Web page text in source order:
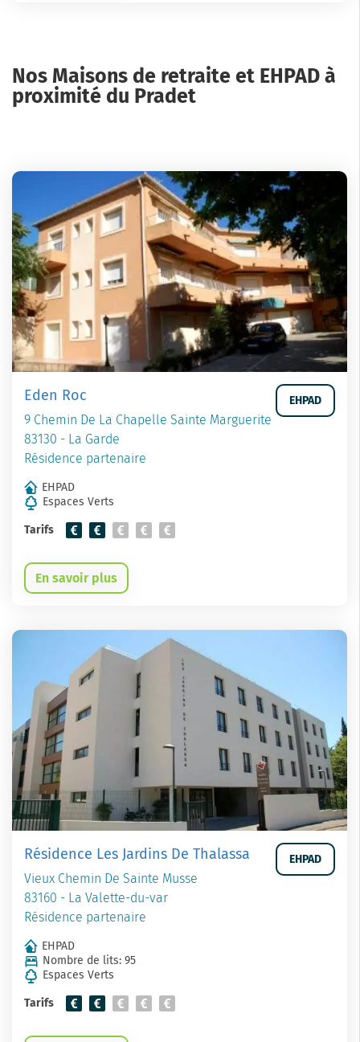
Nos Maisons de retraite et EHPAD à
proximité du Pradet
Eden Roc
9 Chemin De La Chapelle Sainte Marguerite
83130 - La Garde
Résidence partenaire
EHPAD
EHPAD
Espaces Verts
Tarifs
En savoir plus
Résidence Les Jardins De Thalassa
Vieux Chemin De Sainte Musse
83160 - La Valette-du-var
Résidence partenaire
EHPAD
EHPAD
Nombre de lits: 95
Espaces Verts
Tarifs